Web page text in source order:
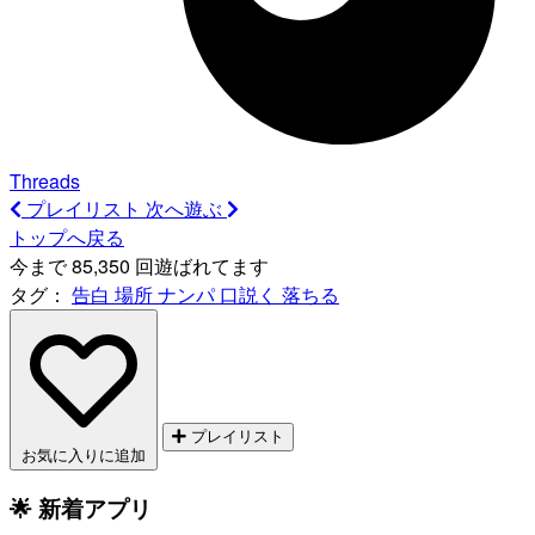
Threads
プレイリスト 次へ遊ぶ
トップへ戻る
今まで 85,350 回遊ばれてます
タグ： 告白 場所ナンパ口説く 落ちる
お気に入りに追加
プレイリスト
🌟 新着アプリ